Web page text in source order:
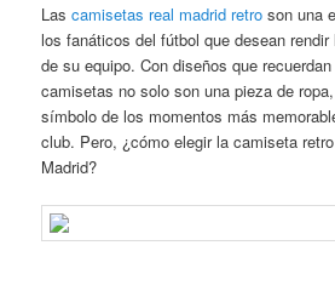
Lascamisetas real madrid retro son una
los fanáticos del fútbol que desean
de su equipo. Con diseños que
camisetas no solo son una pieza de
símbolo de los momentos más
club. Pero, ¿cómo elegir la camiseta
Madrid?